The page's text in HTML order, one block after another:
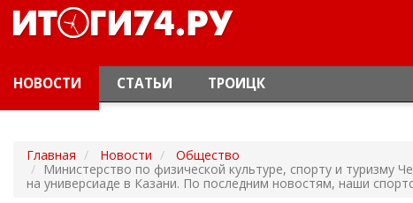
НОВОСТИ СТАТЬИ ТРОИЦК
Главная Новости
Общество
Министерство по физической культуре, спорту и туризму
на универсиаде в Казани. По последним новостям, наши